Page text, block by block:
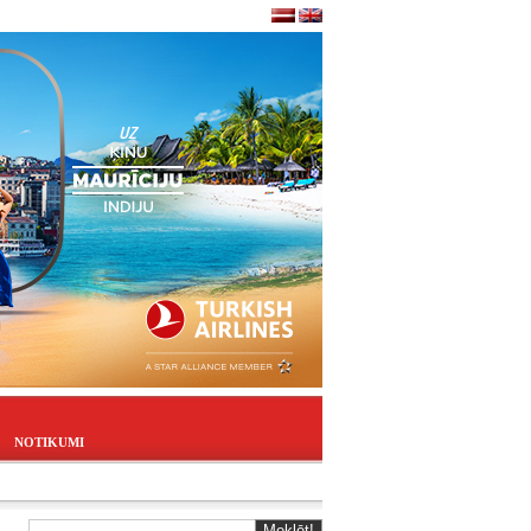
NOTIKUMI